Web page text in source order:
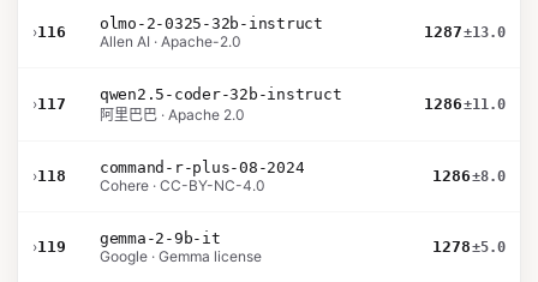
›116
olmo-2-0325-32b-instruct
Allen AI · Apache-2.0
1287±13.0
›117
qwen2.5-coder-32b-instruct
阿里巴巴 · Apache 2.0
1286±11.0
›118
command-r-plus-08-2024
Cohere · CC-BY-NC-4.0
1286±8.0
›119
gemma-2-9b-it
Google · Gemma license
1278±5.0